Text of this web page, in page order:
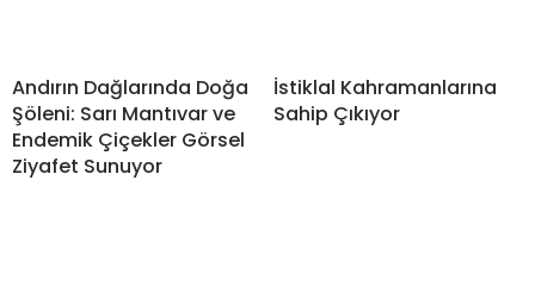
Andırın Dağlarında Doğa
Şöleni: Sarı Mantıvar ve
Endemik Çiçekler Görsel
Ziyafet Sunuyor
İstiklal Kahramanlarına
Sahip Çıkıyor